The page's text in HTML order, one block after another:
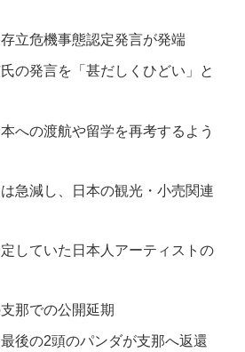
立危機事態認定発言が発端
の発言を「甚だしくひどい」と
への渡航や留学を再考するよう
急減し、日本の観光・小売関連
していた日本人アーティストの
那での公開延期
後の2頭のパンダが支那へ返還